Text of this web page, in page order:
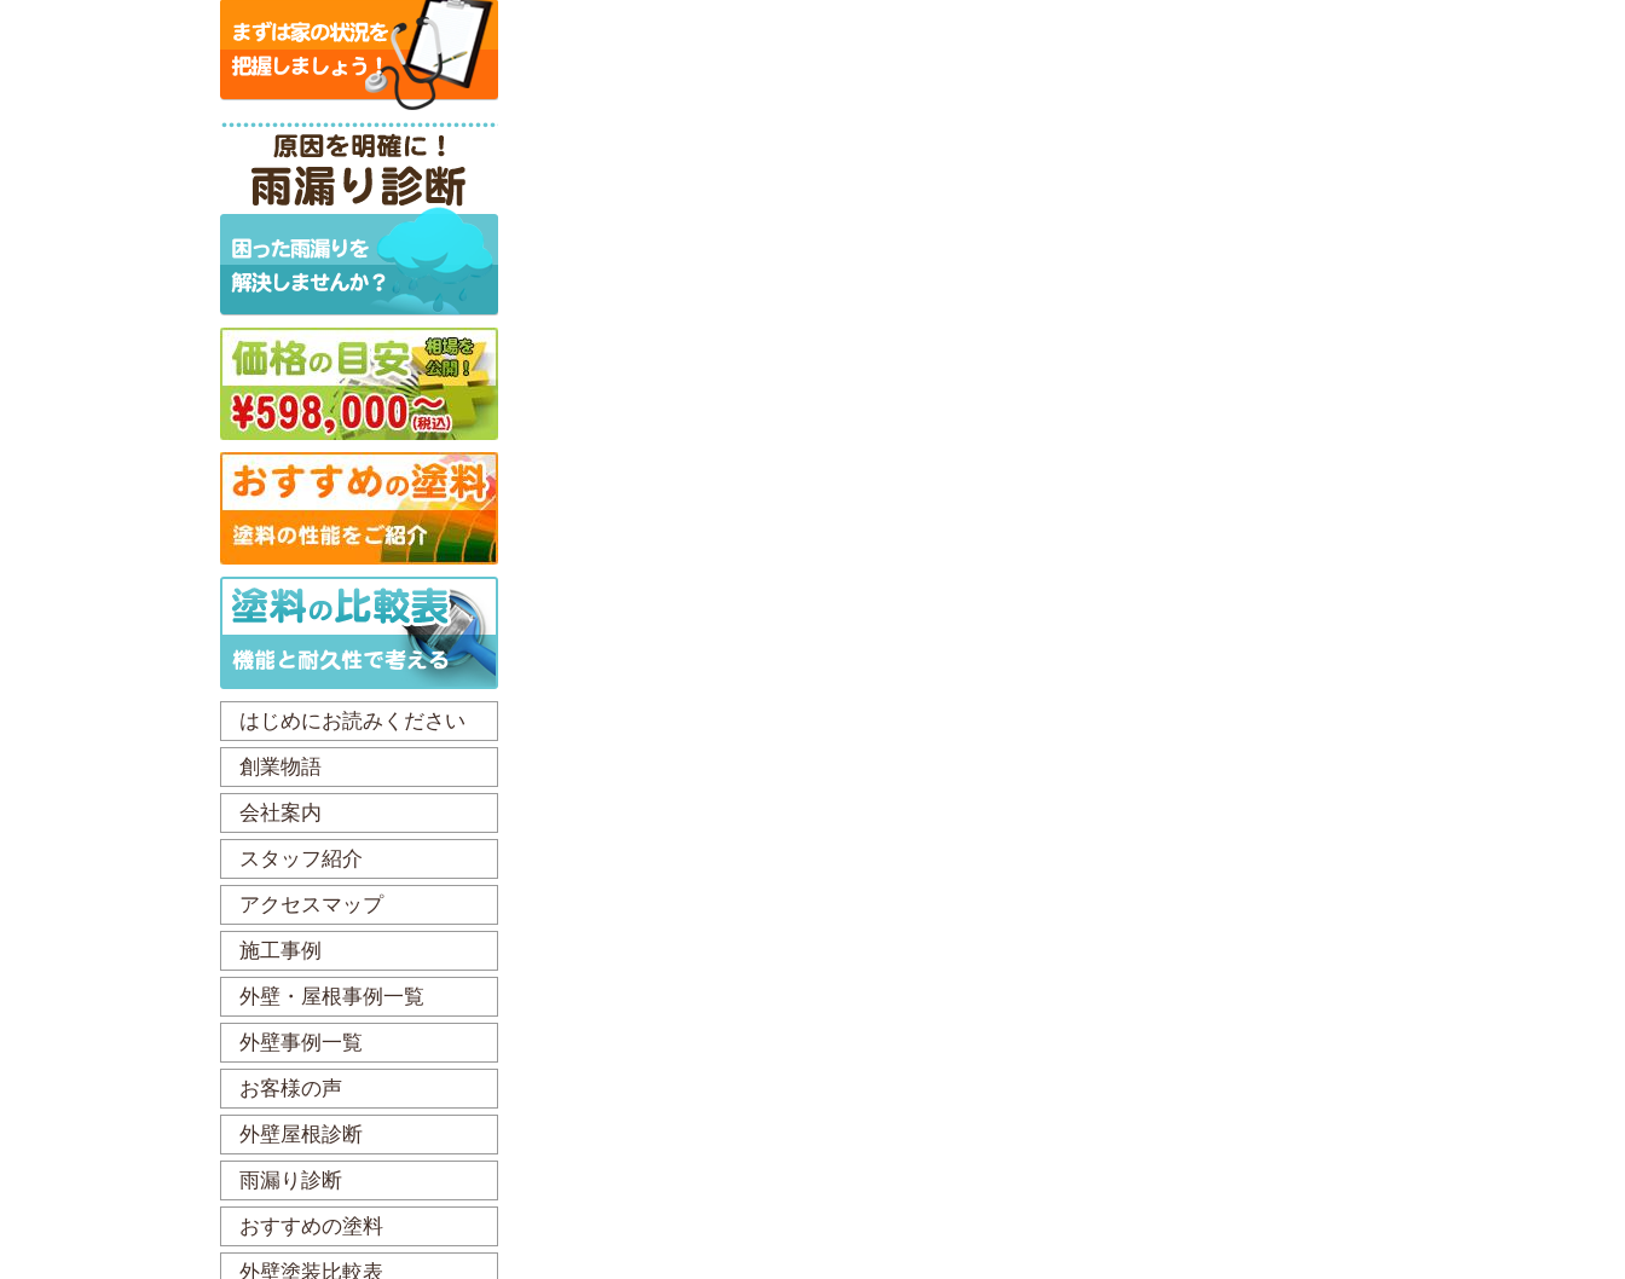
はじめにお読みください
創業物語
会社案内
スタッフ紹介
アクセスマップ
施工事例
外壁・屋根事例一覧
外壁事例一覧
お客様の声
外壁屋根診断
雨漏り診断
おすすめの塗料
外壁塗装比較表